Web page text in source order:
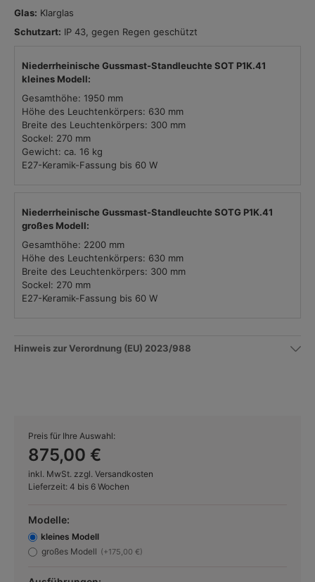
Glas: Klarglas
Schutzart: IP 43, gegen Regen geschützt
Niederrheinische Gussmast-Standleuchte SOT P1K.41
kleines Modell:
Gesamthöhe: 1950 mm
Höhe des Leuchtenkörpers: 630 mm
Breite des Leuchtenkörpers: 300 mm
Sockel: 270 mm
Gewicht: ca. 16 kg
E27-Keramik-Fassung bis 60 W
Niederrheinische Gussmast-Standleuchte SOTG P1K.41
großes Modell:
Gesamthöhe: 2200 mm
Höhe des Leuchtenkörpers: 630 mm
Breite des Leuchtenkörpers: 300 mm
Sockel: 270 mm
E27-Keramik-Fassung bis 60 W
Hinweis zur Verordnung (EU) 2023/988
Preis für Ihre Auswahl:
875,00 €
inkl. MwSt. zzgl. Versandkosten
Lieferzeit: 4 bis 6 Wochen
Modelle:
kleines Modell
großes Modell (+175,00 €)